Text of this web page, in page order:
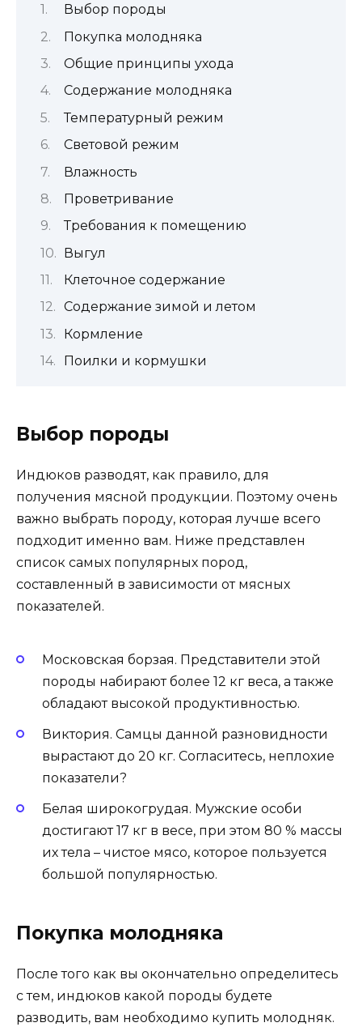
Выбор породы
Покупка молодняка
Общие принципы ухода
Содержание молодняка
Температурный режим
Световой режим
Влажность
Проветривание
Требования к помещению
Выгул
Клеточное содержание
Содержание зимой и летом
Кормление
Поилки и кормушки
Выбор породы
Индюков разводят, как правило, для
получения мясной продукции. Поэтому очень
важно выбрать породу, которая лучше всего
подходит именно вам. Ниже представлен
список самых популярных пород,
составленный в зависимости от мясных
показателей.
Московская борзая. Представители этой
породы набирают более 12 кг веса, а также
обладают высокой продуктивностью.
Виктория. Самцы данной разновидности
вырастают до 20 кг. Согласитесь, неплохие
показатели?
Белая широкогрудая. Мужские особи
достигают 17 кг в весе, при этом 80 % массы
их тела – чистое мясо, которое пользуется
большой популярностью.
Покупка молодняка
После того как вы окончательно определитесь
с тем, индюков какой породы будете
разводить, вам необходимо купить молодняк.